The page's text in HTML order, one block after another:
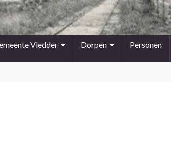
Vledder Dorpen Personen